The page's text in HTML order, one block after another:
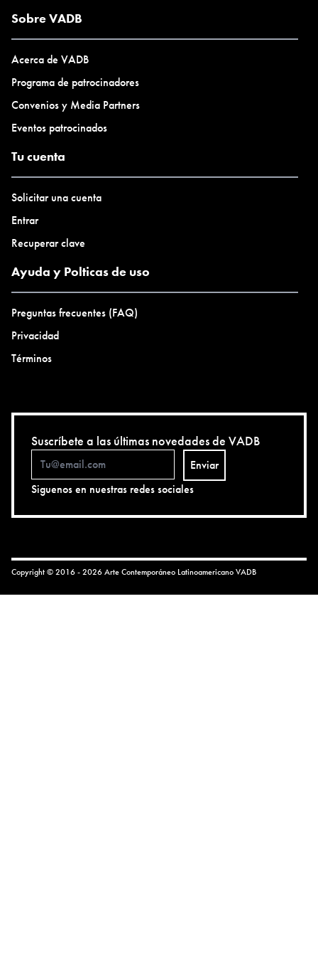
Sobre VADB
Acerca de VADB
Programa de patrocinadores
Convenios y Media Partners
Eventos patrocinados
Tu cuenta
Solicitar una cuenta
Entrar
Recuperar clave
Ayuda y Polticas de uso
Preguntas frecuentes (FAQ)
Privacidad
Términos
Suscríbete a las últimas novedades de VADB
Enviar
Siguenos en nuestras redes sociales
Copyright © 2016 - 2026 Arte Contemporáneo LatinoamericanoVADB